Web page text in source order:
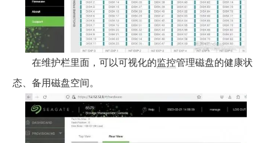
在维护栏里面，可以可视化的监控管理磁盘的健康状
态、备用磁盘空间。